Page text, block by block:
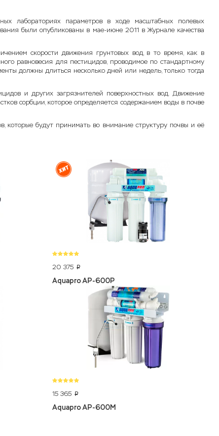
лабораториях параметров в ходе масштабных полевых
были опубликованы в мае-июне 2011 в Журнале качества
скорости движения грунтовых вод, в то время, как в
равновесия для пестицидов, проводимое по стандартному
должны длиться несколько дней или недель, только тогда
и других загрязнителей поверхностных вод. Движение
сорбции, которое определяется содержанием воды в почве
которые будут принимать во внимание структуру почвы и её
20 375 p
Aquapro AP-600P
15 365 p
Aquapro AP-600M